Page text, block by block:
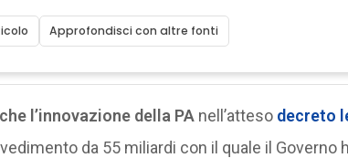
Approfondisci con altre fonti
l’innovazione della PAnell’atteso decreto
da 55 miliardi con il quale il